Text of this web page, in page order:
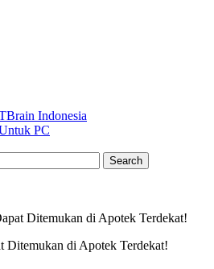
Indonesia
PC
Ditemukan di Apotek Terdekat!